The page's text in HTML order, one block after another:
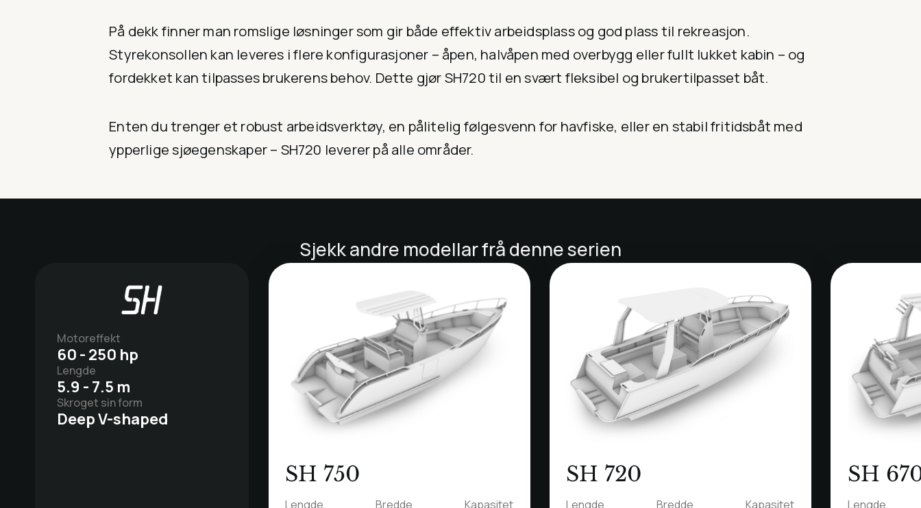
På dekk finner man romslige løsninger som gir både effektiv arbeidsplass og god plass til rekreasjon.
Styrekonsollen kan leveres i flere konfigurasjoner – åpen, halvåpen med overbygg eller fullt lukket kabin – og
fordekket kan tilpasses brukerens behov. Dette gjør SH720 til en svært fleksibel og brukertilpasset båt.
Enten du trenger et robust arbeidsverktøy, en pålitelig følgesvenn for havfiske, eller en stabil fritidsbåt med
ypperlige sjøegenskaper – SH720 leverer på alle områder.
Sjekk andre modellar frå denne serien
Motoreffekt
60 - 250 hp
Lengde
5.9 - 7.5 m
Skroget sin form
Deep V-shaped
SH 750
Lengde Bredde Kapasitet
SH 720
Lengde Bredde Kapasitet
SH
Lengde